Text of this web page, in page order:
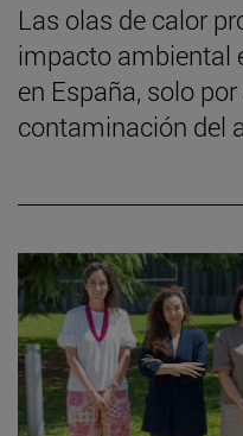
Las olas de calor
impacto ambiental
en España, solo
contaminación del